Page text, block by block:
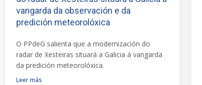
vangarda da observación e da
predición meteorolóxica
O PPdeG salienta que a modernización do
radar de Xesteiras situará a Galicia á vangarda
da predición meteorolóxica.
Leer más